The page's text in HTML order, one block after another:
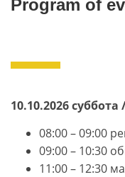
Program of
10.10.2026 суббота
08:00 – 09:00
09:00 – 10:30
11:00 – 12:30